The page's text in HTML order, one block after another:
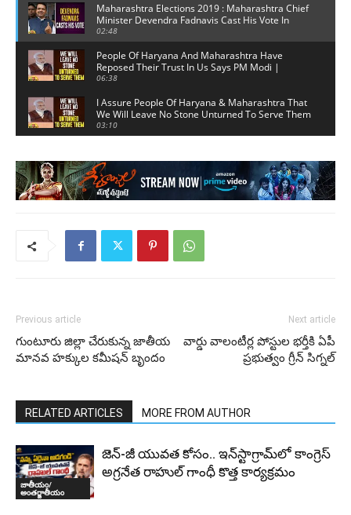
Maharashtra Elections 2019 : Maharashtra Chief
Minister Devendra Fadnavis Cast His Vote In
Nagpur
02:48
People Of Haryana And Maharashtra Have
Reposed Their Trust In Us Says PM Modi |
Mango News
06:38
I Assure People Of Haryana & Maharashtra That
We Will Leave No Stone Unturned To Serve Them
PM
03:10
Casts His Vote In Mumbai | #2019Elections |
MangoNews
01:37
Previous article
గుంటూరు జిల్లా చేరుకున్న జాతీయ
మానవ హక్కుల కమీషన్ బృందం
Next article
వార్డు వాలంటీర్ల పోస్టుల భర్తీకి ఏపీ
ప్రభుత్వం గ్రీన్ సిగ్నల్
RELATED ARTICLES MORE FROM AUTHOR
జాతీయం/
అంతర్జాతీయం
జెన్-జీ యువత కోసం.. ఇన్‌స్టాగ్రామ్‌లో కాంగ్రెస్
అగ్రనేత రాహుల్ గాంధీ కొత్త కార్యక్రమం